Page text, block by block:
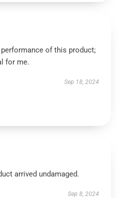
of this product;
for me.
Sep 18, 2024
arrived undamaged.
Sep 8, 2024